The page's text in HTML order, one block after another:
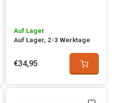
Auf Lager
Auf Lager, 2-3 Werktage
€34,95